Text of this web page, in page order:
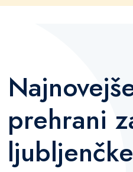
prehrani
ljubljenčke